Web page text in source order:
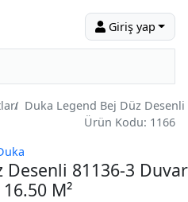
Giriş yap
Duka Legend Bej Düz Desenli
Ürün Kodu: 1166
Desenli 81136-3 Duvar
16.50 M²